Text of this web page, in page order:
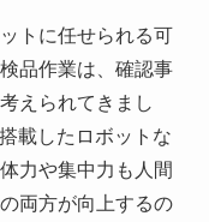
トに任せられる可
品作業は、確認事
えられてきまし
載したロボットな
力や集中力も人間
両方が向上するの